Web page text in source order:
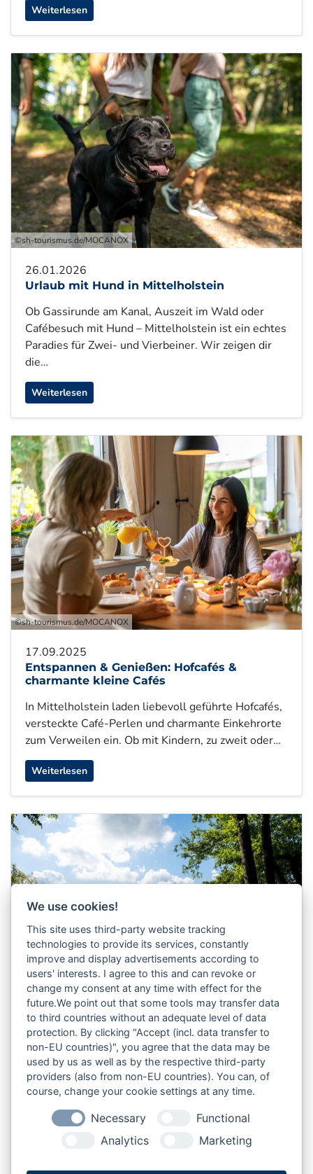
Weiterlesen
©sh-tourismus.de/MOCANOX
26.01.2026
Urlaub mit Hund in Mittelholstein
Ob Gassirunde am Kanal, Auszeit im Wald oder
Cafébesuch mit Hund – Mittelholstein ist ein echtes
Paradies für Zwei- und Vierbeiner. Wir zeigen dir
die…
Weiterlesen
©sh-tourismus.de/MOCANOX
17.09.2025
Entspannen & Genießen: Hofcafés &
charmante kleine Cafés
In Mittelholstein laden liebevoll geführte Hofcafés,
versteckte Café-Perlen und charmante Einkehrorte
zum Verweilen ein. Ob mit Kindern, zu zweit oder…
Weiterlesen
© Mittelholstein Tourismus e. V. | Peter Lühr
10.09.2025
Erleben ohne viel Geld: kostenlose &
günstige Freizeitideen in Mittelholstein
Ob Natur erleben, Kultur entdecken oder bei
Schmuddelwetter drinnen aktiv sein: in Rendsburg,
Nortorf, Neumünster & Umgebung warten viele
We use cookies!
This site uses third-party website tracking
technologies to provide its services, constantly
improve and display advertisements according to
users' interests. I agree to this and can revoke or
change my consent at any time with effect for the
future.We point out that some tools may transfer data
to third countries without an adequate level of data
protection. By clicking "Accept (incl. data transfer to
non-EU countries)", you agree that the data may be
used by us as well as by the respective third-party
providers (also from non-EU countries). You can, of
course, change your cookie settings at any time.
Necessary
Functional
Analytics
Marketing